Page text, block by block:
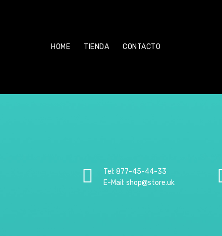
HOME TIENDA CONTACTO
Tel: 877-45-44-33
E-Mail: shop@store.uk